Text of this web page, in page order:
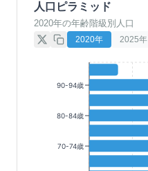
人口ピラミッド
2020年の年齢階級別人口
2020年 2025年
90-94歳
80-84歳
70-74歳